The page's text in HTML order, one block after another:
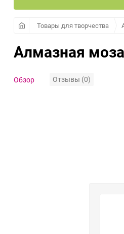
Товары для творчества
Алмазная
Обзор Отзывы (0)